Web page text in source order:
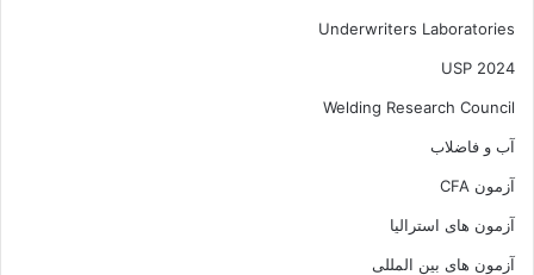
Underwriters Laboratories
USP 2024
Welding Research Council
آب و فاضلاب
آزمون CFA
آزمون های استرالیا
آزمون های بین المللی